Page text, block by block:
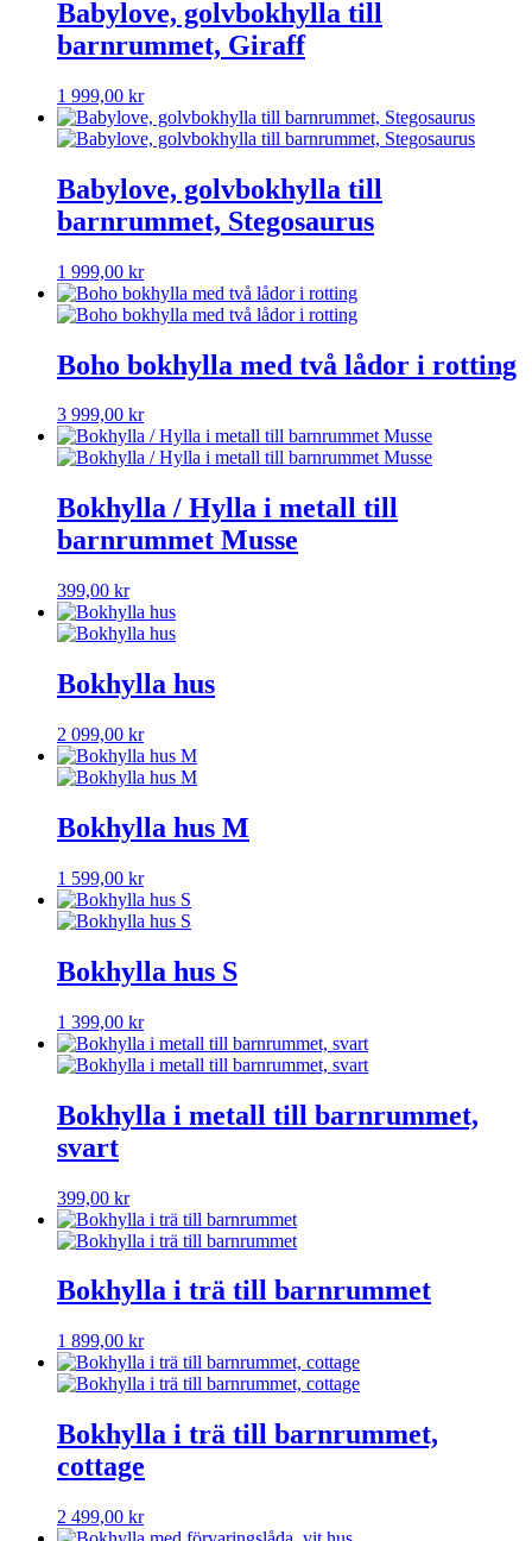
Babylove, golvbokhylla till
barnrummet, Giraff
1 999,00 kr
Babylove, golvbokhylla till
barnrummet, Stegosaurus
1 999,00 kr
Boho bokhylla med två lådor i rotting
3 999,00 kr
Bokhylla / Hylla i metall till
barnrummet Musse
399,00 kr
Bokhylla hus
2 099,00 krDen
här
produkten
flera
varianter.
olika
alternativen
kan
på
produktsidan
Bokhylla hus M
1 599,00 krDen
här
produkten
flera
varianter.
olika
alternativen
kan
på
produktsidan
Bokhylla hus S
1 399,00 krDen
här
produkten
flera
varianter.
kan
väljas
på
produktsidan
Bokhylla i metall till barnrummet,
svart
399,00 kr
Bokhylla i trä till barnrummet
1 899,00 kr
Bokhylla i trä till barnrummet,
cottage
2 499,00 kr